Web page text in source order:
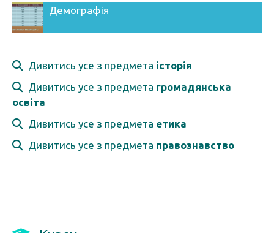
Демографія
Дивитись усе з предмета історія
Дивитись усе з предмета громадянська
освіта
Дивитись усе з предмета етика
Дивитись усе з предмета правознавство